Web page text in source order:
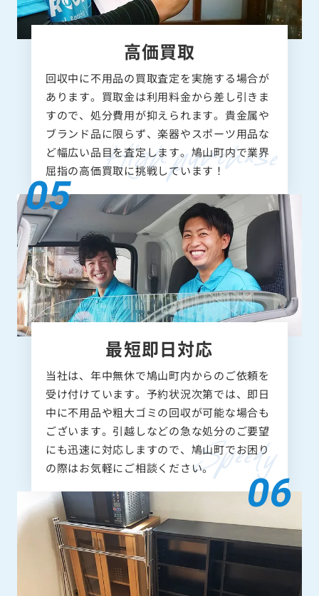
高価買取
回収中に不用品の買取査定を実施する場合が
あります。買取金は利用料金から差し引きま
すので、処分費用が抑えられます。貴金属や
ブランド品に限らず、楽器やスポーツ用品な
ど幅広い品目を査定します。鳩山町内で業界
屈指の高価買取に挑戦しています！
最短即日対応
当社は、年中無休で鳩山町内からのご依頼を
受け付けています。予約状況次第では、即日
中に不用品や粗大ゴミの回収が可能な場合も
ございます。引越しなどの急な処分のご要望
にも迅速に対応しますので、鳩山町でお困り
の際はお気軽にご相談ください。